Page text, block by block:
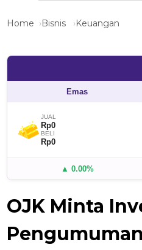
Home Bisnis Keuangan
Emas
JUAL
Rp0
BELI
Rp0
▲ 0.00%
OJK Minta